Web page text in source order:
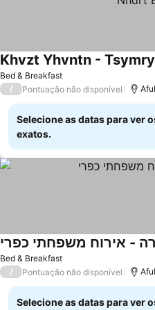
Bed & Breakfast
Ver preços
/ Pontuação não disponível
Selecione as datas para ver
exatos.
Bed & Breakfast
- אירוח משפחתי כפרי
/ Pontuação não disponível
Selecione as datas para ver